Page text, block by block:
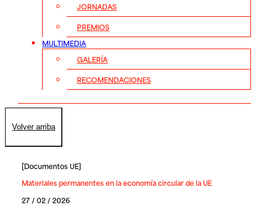
JORNADAS
PREMIOS
MULTIMEDIA
GALERÍA
RECOMENDACIONES
Volver arriba
[Documentos UE]
Materiales permanentes en la economía circular de la UE
27 / 02 / 2026